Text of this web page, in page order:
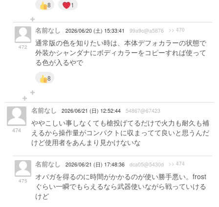
8 1
472
名前なし 2026/06/20 (土) 15:33:41 99a9c@a5876 >> 470
通常版の色を知りたい時は、本体デフォカラーの状態で
外装かシャンダナにボディカラーをコピーすれば使って
る色が入るやで
8
474
名前なし 2026/06/21 (日) 12:52:44 54867@67423
ややこしい事しなくても槍投げてるだけで火力も耐久も補
えるから操作量がコンパクトに収まってて良いと思うんだ
けど使用者をあんまり見かけないな
475
名前なし 2026/06/21 (日) 17:48:36 dca05@5430d >> 474
オバガを得るのに時間がかかるのが使い勝手悪い。frost
ぐらい一瞬でもらえるなら武器使いながら戦っていける
けど